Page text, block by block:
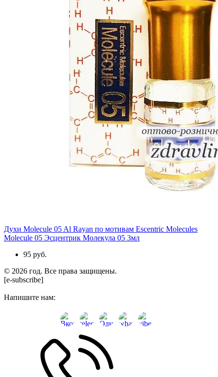
Духи Molecule 05 Al Rayan по мотивам Escentric Molecules
Molecule 05 Эсцентрик Молекула 05 3мл
95 руб.
© 2026 год. Все права защищены.
[e-subscribe]
Напишите нам: